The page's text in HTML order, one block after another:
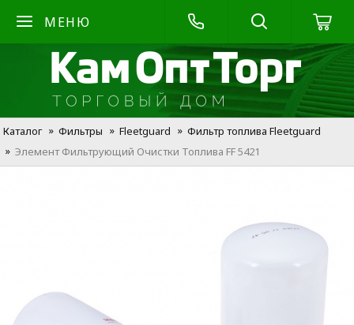
МЕНЮ
Каталог Фильтры Fleetguard
Фильтр топлива Fleetguard
Элемент Фильтрующий Очистки Топлива FF 5421